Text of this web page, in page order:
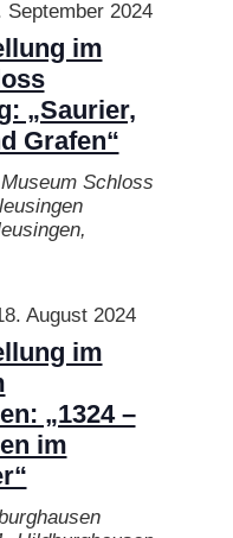
im
„Saurier,
Grafen“
September 2024
Schloss
im
„1324 –
im
August 2024